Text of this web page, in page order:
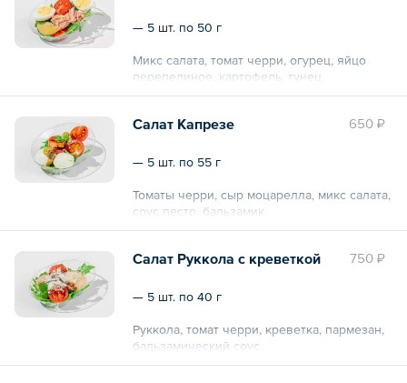
— 5 шт. по 50 г
Микс салата, томат черри, огурец, яйцо
перепелиное, картофель, тунец
консервированный, горчичная заправка.
Общий вес – 250 г 650 ₽
Салат Капрезе
— 5 шт. по 55 г
Томаты черри, сыр моцарелла, микс салата,
соус песто, бальзамик.
750 ₽
Салат Руккола с креветкой
— 5 шт. по 40 г
Руккола, томат черри, креветка, пармезан,
бальзамический соус.